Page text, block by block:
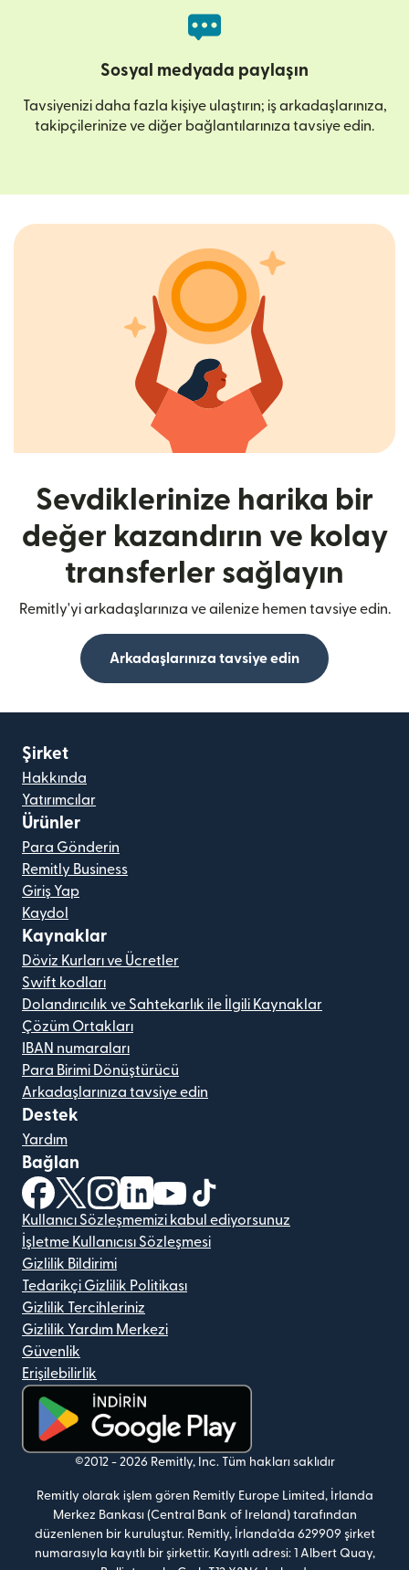
Sosyal medyada paylaşın
Tavsiyenizi daha fazla kişiye ulaştırın; iş arkadaşlarınıza,
takipçilerinize ve diğer bağlantılarınıza tavsiye edin.
Sevdiklerinize harika bir
değer kazandırın ve kolay
transferler sağlayın
Remitly'yi arkadaşlarınıza ve ailenize hemen tavsiye edin.
Arkadaşlarınıza tavsiye edin
Şirket
Hakkında
Yatırımcılar
Ürünler
Para Gönderin
Remitly Business
Giriş Yap
Kaydol
Kaynaklar
Döviz Kurları ve Ücretler
Swift kodları
Dolandırıcılık ve Sahtekarlık ile İlgili Kaynaklar
Çözüm Ortakları
IBAN numaraları
Para Birimi Dönüştürücü
Arkadaşlarınıza tavsiye edin
Destek
Yardım
Bağlan
(yeni pencerede açılır)
(yeni pencerede açılır)
(yeni pencerede açılır)
(yeni pencerede açılır)
(yeni pencerede açılır)
Kullanıcı Sözleşmemizi kabul ediyorsunuz
İşletme Kullanıcısı Sözleşmesi
Gizlilik Bildirimi
Tedarikçi Gizlilik Politikası
Gizlilik Tercihleriniz
Gizlilik Yardım Merkezi
Güvenlik
Erişilebilirlik
(yeni pencerede açılır)
©2012 - 2026 Remitly, Inc. Tüm hakları saklıdır
Remitly olarak işlem gören Remitly Europe Limited, İrlanda
Merkez Bankası (Central Bank of Ireland) tarafından
düzenlenen bir kuruluştur. Remitly, İrlanda'da 629909 şirket
numarasıyla kayıtlı bir şirkettir. Kayıtlı adresi: 1 Albert Quay,